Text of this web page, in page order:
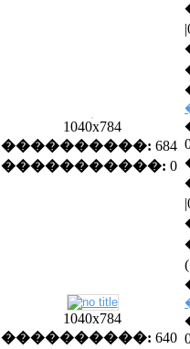
1040x784
����������: 684
�����������: 0
1040x784
����������: 640